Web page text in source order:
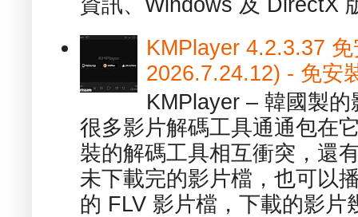
資訊、Windows 及 DirectX
KMPlayer 4.2.3.37
2026.7.24.12) - 免安
KMPlayer – 韓國製
很多影片解碼工具通通包在
裝的解碼工具相互衝突，還
未下載完的影片檔，也可以
的 FLV 影片檔，下載的影片